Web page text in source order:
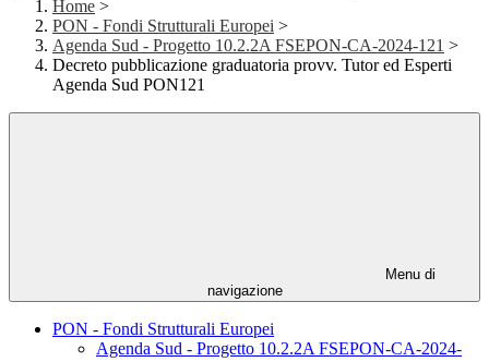
Home >
PON - Fondi Strutturali Europei >
Agenda Sud - Progetto 10.2.2A FSEPON-CA-2024-121 >
Decreto pubblicazione graduatoria provv. Tutor ed Esperti
Agenda Sud PON121
Menu di
navigazione
PON - Fondi Strutturali Europei
Agenda Sud - Progetto 10.2.2A FSEPON-CA-2024-